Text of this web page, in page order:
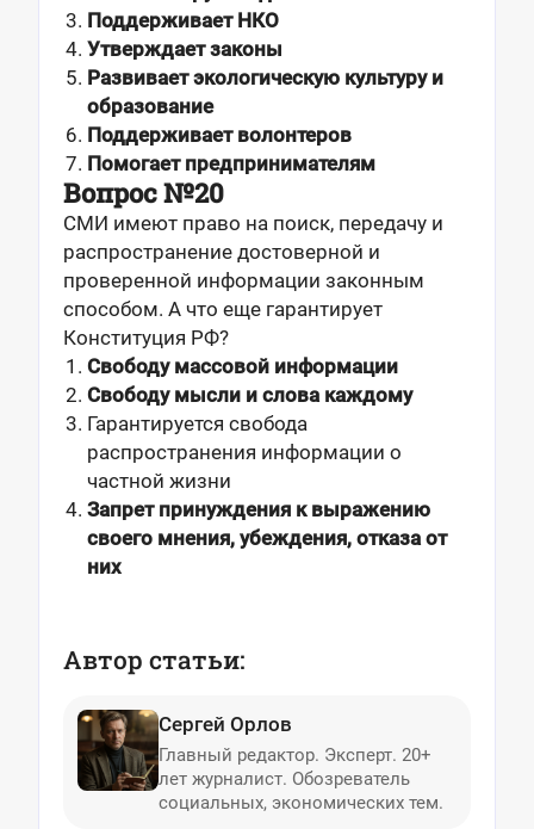
Поддерживает НКО
Утверждает законы
Развивает экологическую культуру и
образование
Поддерживает волонтеров
Помогает предпринимателям
Вопрос №20
СМИ имеют право на поиск, передачу и
распространение достоверной и
проверенной информации законным
способом. А что еще гарантирует
Конституция РФ?
Свободу массовой информации
Свободу мысли и слова каждому
Гарантируется свобода
распространения информации о
частной жизни
Запрет принуждения к выражению
своего мнения, убеждения, отказа от
них
Автор статьи:
Сергей Орлов
Главный редактор. Эксперт. 20+
лет журналист. Обозреватель
социальных, экономических тем.